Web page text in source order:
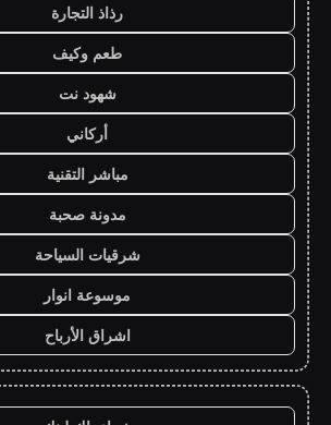
رذاذ التجارة
طعم وكيف
شهود نت
أركاني
مباشر التقنية
مدونة صحبة
شرقيات السياحة
موسوعة انوار
اشراق الأرباح